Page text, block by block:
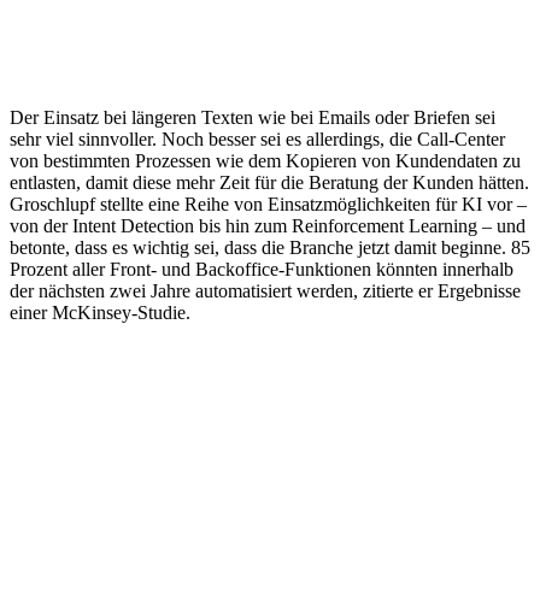
Der Einsatz bei längeren Texten wie bei Emails oder Briefen sei
sehr viel sinnvoller. Noch besser sei es allerdings, die Call-Center
von bestimmten Prozessen wie dem Kopieren von Kundendaten zu
entlasten, damit diese mehr Zeit für die Beratung der Kunden hätten.
Groschlupf stellte eine Reihe von Einsatzmöglichkeiten für KI vor –
von der Intent Detection bis hin zum Reinforcement Learning – und
betonte, dass es wichtig sei, dass die Branche jetzt damit beginne. 85
Prozent aller Front- und Backoffice-Funktionen könnten innerhalb
der nächsten zwei Jahre automatisiert werden, zitierte er Ergebnisse
einer McKinsey-Studie.